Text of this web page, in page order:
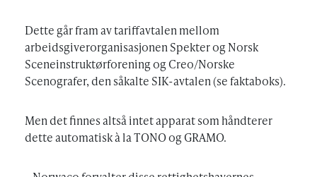
Dette går fram av tariffavtalen mellom
arbeidsgiverorganisasjonen Spekter og Norsk
Sceneinstruktørforening og Creo/Norske
Scenografer, den såkalte SIK-avtalen (se faktaboks).
Men det finnes altså intet apparat som håndterer
dette automatisk à la TONO og GRAMO.